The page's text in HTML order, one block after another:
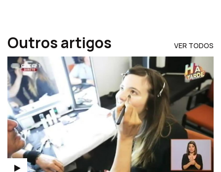
Outros artigos VER TODOS